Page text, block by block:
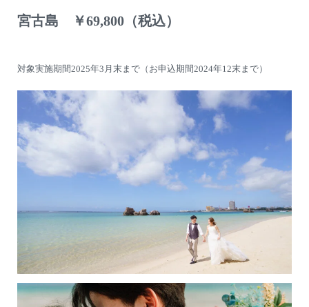
宮古島 ￥69,800（税込）
対象実施期間2025年3月末まで（お申込期間2024年12末まで）